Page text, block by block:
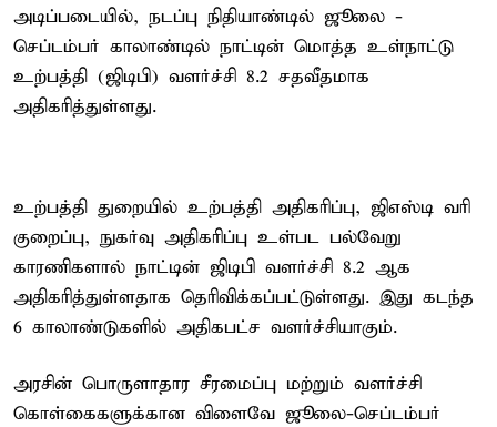
அடிப்படையில், நடப்பு நிதியாண்டில் ஜூலை -
செப்டம்பர் காலாண்டில் நாட்டின் மொத்த உள்நாட்டு
உற்பத்தி (ஜிடிபி) வளர்ச்சி 8.2 சதவீதமாக
அதிகரித்துள்ளது.
உற்பத்தி துறையில் உற்பத்தி அதிகரிப்பு, ஜிஎஸ்டி வரி
குறைப்பு, நுகர்வு அதிகரிப்பு உள்பட பல்வேறு
காரணிகளால் நாட்டின் ஜிடிபி வளர்ச்சி 8.2 ஆக
அதிகரித்துள்ளதாக தெரிவிக்கப்பட்டுள்ளது. இது கடந்த
6 காலாண்டுகளில் அதிகபட்ச வளர்ச்சியாகும்.
அரசின் பொருளாதார சீரமைப்பு மற்றும் வளர்ச்சி
கொள்கைகளுக்கான விளைவே ஜூலை-செப்டம்பர்